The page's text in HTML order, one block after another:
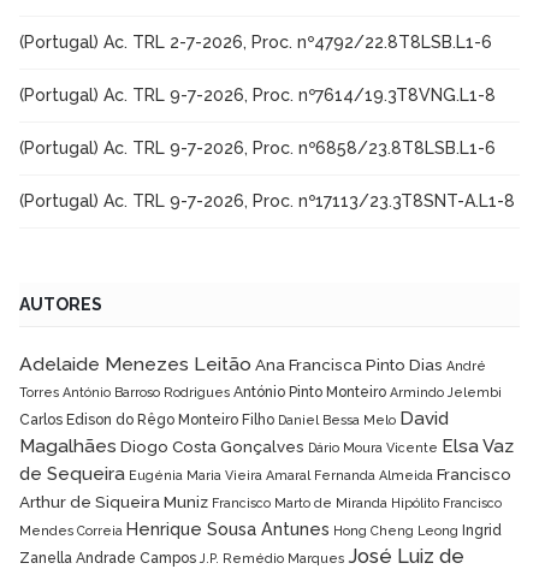
(Portugal) Ac. TRL 2-7-2026, Proc. nº4792/22.8T8LSB.L1-6
(Portugal) Ac. TRL 9-7-2026, Proc. nº7614/19.3T8VNG.L1-8
(Portugal) Ac. TRL 9-7-2026, Proc. nº6858/23.8T8LSB.L1-6
(Portugal) Ac. TRL 9-7-2026, Proc. nº17113/23.3T8SNT-A.L1-8
AUTORES
Adelaide Menezes Leitão Ana Francisca Pinto Dias André
Torres António Barroso Rodrigues António Pinto Monteiro Armindo Jelembi
Carlos Edison do Rêgo Monteiro Filho Daniel Bessa Melo David
Magalhães Diogo Costa Gonçalves Dário Moura Vicente Elsa Vaz
de Sequeira Eugénia Maria Vieira Amaral Fernanda Almeida Francisco
Arthur de Siqueira Muniz Francisco Marto de Miranda Hipólito Francisco
Mendes Correia Henrique Sousa Antunes Hong Cheng Leong Ingrid
Zanella Andrade Campos J.P. Remédio Marques José Luiz de